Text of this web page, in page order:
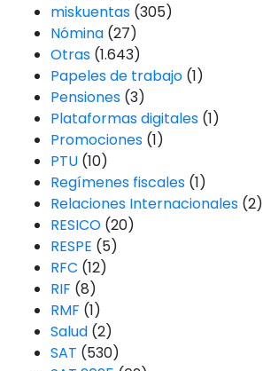
miskuentas(305)
Nómina(27)
Otras(1.643)
Papeles de trabajo(1)
Pensiones(3)
Plataformas digitales(1)
Promociones(1)
PTU(10)
Regímenes fiscales(1)
Relaciones Internacionales(2)
RESICO(20)
RESPE (5)
RFC (12)
RIF (8)
RMF (1)
Salud(2)
SAT (530)